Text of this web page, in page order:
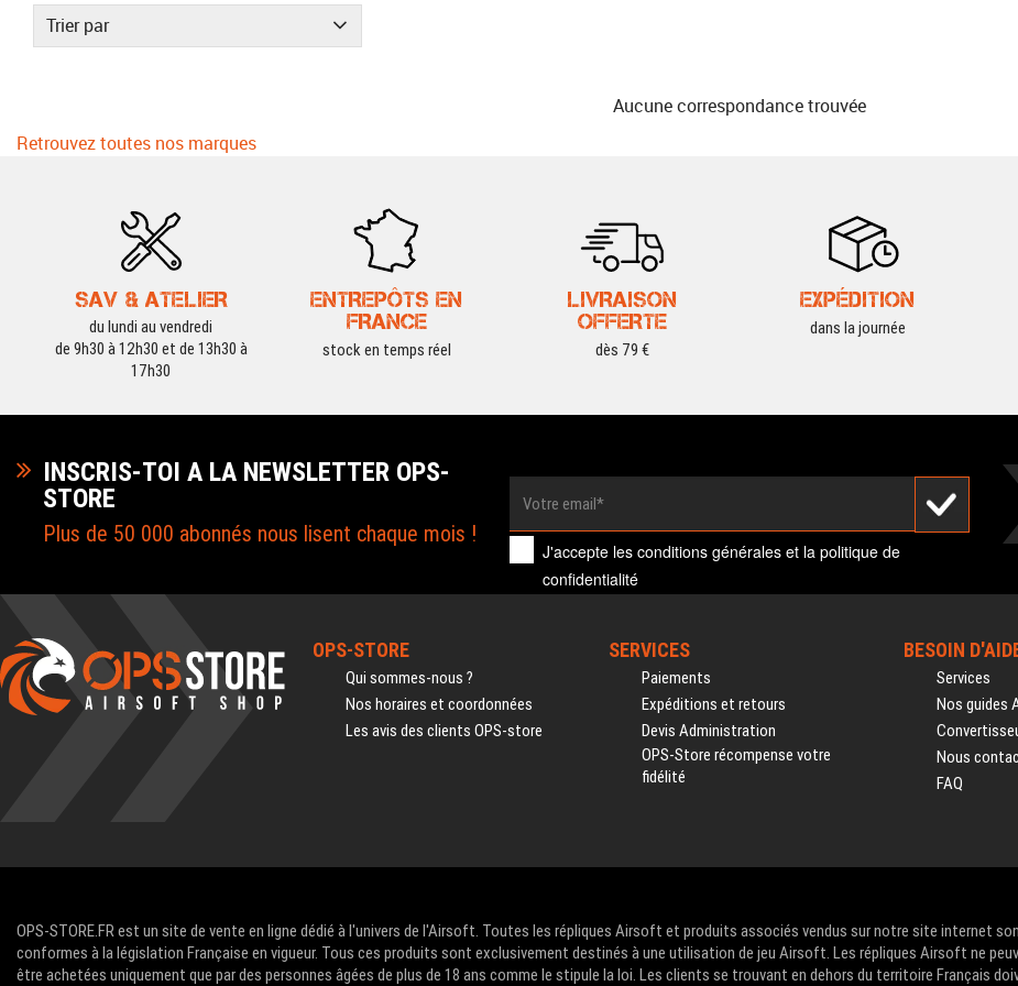
Trier par
Aucune correspondance trouvée
Retrouvez toutes nos marques
SAV & ATELIER
du lundi au vendredi
de 9h30 à 12h30 et de 13h30 à
17h30
ENTREPÔTS EN
FRANCE
stock en temps réel
LIVRAISON
OFFERTE
dès 79 €
EXPÉDITION
dans la journée
INSCRIS-TOI A LA NEWSLETTER OPS-
STORE
Plus de 50 000 abonnés nous lisent chaque mois !
J'accepte lesconditions générales et lapolitique de
confidentialité
OPS-STORE
Qui sommes-nous ?
Nos horaires et coordonnées
Les avis des clients OPS-store
SERVICES
Paiements
Expéditions et retours
Devis Administration
OPS-Store récompense votre
fidélité
BESOIN
Services
Nos guides
Nous
FAQ
OPS-STORE.FR est un site de vente en ligne dédié à l'univers de l'Airsoft. Toutes les répliques Airsoft et produits associés vendus sur notre site internet
conformes à la législation Française en vigueur. Tous ces produits sont exclusivement destinés à une utilisation de jeu Airsoft. Les répliques Airsoft ne
être achetées uniquement que par des personnes âgées de plus de 18 ans comme le stipule la loi. Les clients se trouvant en dehors du territoire Français